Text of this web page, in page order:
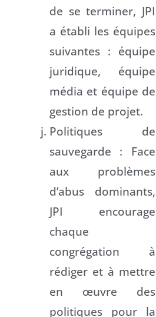
de se terminer, JPI
a établi les équipes
suivantes : équipe
juridique, équipe
média et équipe de
gestion de projet.
Politiques de
sauvegarde : Face
aux problèmes
d’abus dominants,
JPI encourage
chaque
congrégation à
rédiger et à mettre
en œuvre des
politiques pour la